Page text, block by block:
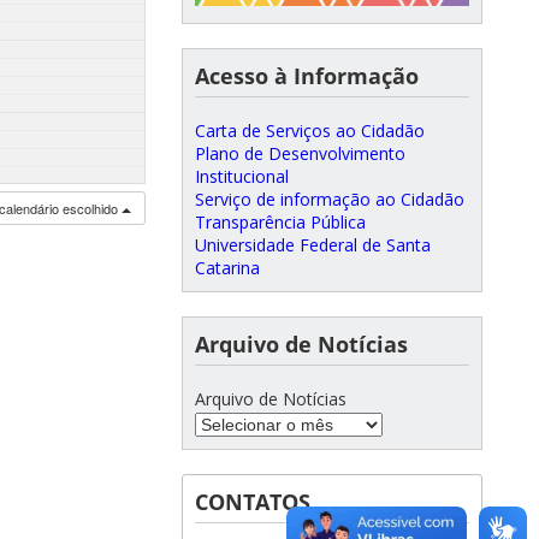
escolhido
Acesso à Informação
Carta de Serviços ao Cidadão
Plano de Desenvolvimento
Institucional
Serviço de informação ao Cidadão
Transparência Pública
Universidade Federal de Santa
Catarina
Arquivo de Notícias
Arquivo de Notícias
CONTATOS